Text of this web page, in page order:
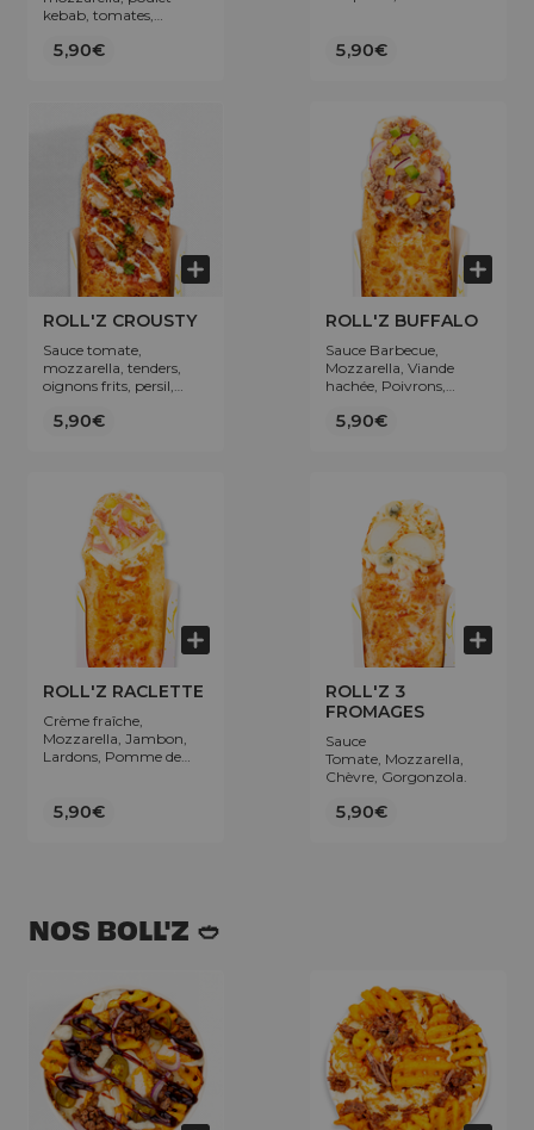
kebab, tomates,
5,90€ 5,90€
ROLL'Z CROUSTY
Sauce tomate,
mozzarella, tenders,
oignons frits, persil,
piquante, sauce
5,90€
ROLL'Z BUFFALO
Sauce Barbecue,
Mozzarella, Viande
hachée, Poivrons,
5,90€
ROLL'Z RACLETTE
Crème fraîche,
Mozzarella, Jambon,
Lardons, Pomme de
5,90€
ROLL'Z 3
FROMAGES
Sauce
Tomate, Mozzarella,
Chèvre, Gorgonzola.
5,90€
NOS BOLL'Z 🥙